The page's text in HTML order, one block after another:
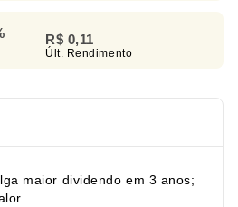
R$ 0,11
Últ. Rendimento
maior dividendo em 3 anos;